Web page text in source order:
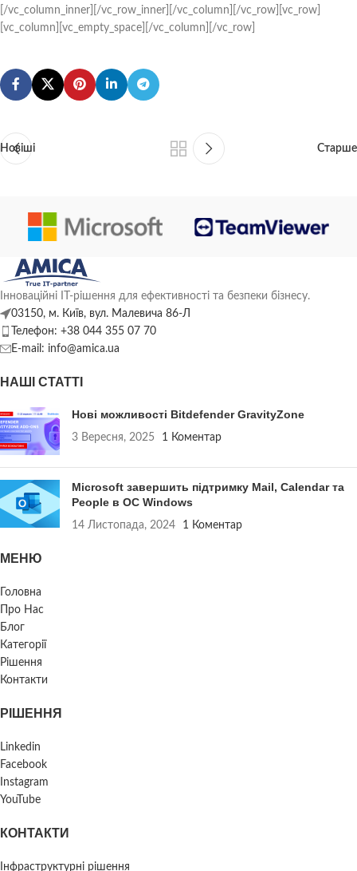
[/vc_column_inner][/vc_row_inner][/vc_column][/vc_row][vc_row]
[vc_column][vc_empty_space][/vc_column][/vc_row]
Новіші Старше
Інноваційні ІТ-рішення для ефективності та безпеки бізнесу.
03150, м. Київ, вул. Малевича 86-Л
Телефон: +38 044 355 07 70
E-mail: info@amica.ua
НАШІ СТАТТІ
Нові можливості Bitdefender GravityZone
3 Вересня, 2025 1 Коментар
Microsoft завершить підтримку Mail, Calendar та
People в ОС Windows
14 Листопада, 2024 1 Коментар
МЕНЮ
Головна
Про Нас
Блог
Категорії
Рішення
Контакти
РІШЕННЯ
Linkedin
Facebook
Instagram
YouTube
КОНТАКТИ
Інфраструктурні рішення